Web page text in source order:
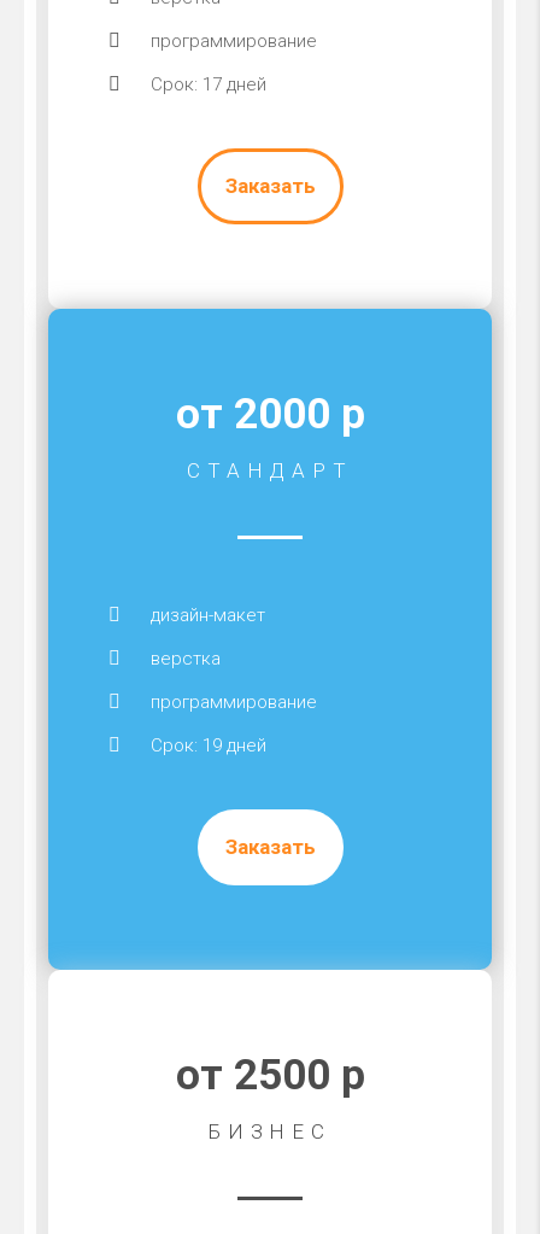
программирование
Срок: 17 дней
Заказать
от 2000 р
СТАНДАРТ
дизайн-макет
верстка
программирование
Срок: 19 дней
Заказать
от 2500 р
БИЗНЕС